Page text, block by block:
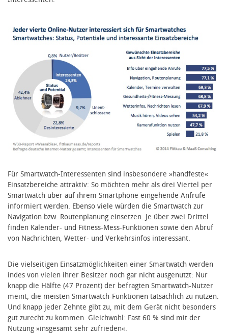
Für Smartwatch-Interessenten sind insbesondere »handfeste«
Einsatzbereiche attraktiv: So möchten mehr als drei Viertel per
Smartwatch über auf ihrem Smartphone eingehende Anfrufe
informiert werden. Ebenso viele würden die Smartwatch zur
Navigation bzw. Routenplanung einsetzen. Je über zwei Drittel
finden Kalender- und Fitness-Mess-Funktionen sowie den Abruf
von Nachrichten, Wetter- und Verkehrsinfos interessant.
Die vielseitigen Einsatzmöglichkeiten einer Smartwatch werden
indes von vielen ihrer Besitzer noch gar nicht ausgenutzt: Nur
knapp die Hälfte (47 Prozent) der befragten Smartwatch-Nutzer
meint, die meisten Smartwatch-Funktionen tatsächlich zu nutzen.
Und knapp jeder Zehnte gibt zu, mit dem Gerät nicht besonders
gut zurecht zu kommen. Gleichwohl: Fast 60 % sind mit der
Nutzung »insgesamt sehr zufrieden«.